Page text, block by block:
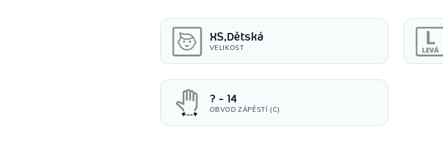
XS,Dětská
VELIKOST
? - 14
OBVOD ZÁPĚSTÍ (C)